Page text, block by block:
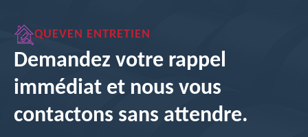
QUEVEN ENTRETIEN
Demandez votre rappel
immédiat et nous vous
contactons sans attendre.